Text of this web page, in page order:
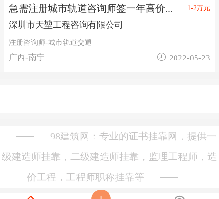
急需注册城市轨道咨询师签一年高价... 1-2万元
深圳市天堃工程咨询有限公司
注册咨询师-城市轨道交通
广西-南宁  2022-05-23
98建筑网：专业的证书挂靠网，提供一
级建造师挂靠，二级建造师挂靠，监理工程师，造
价工程，工程师职称挂靠等